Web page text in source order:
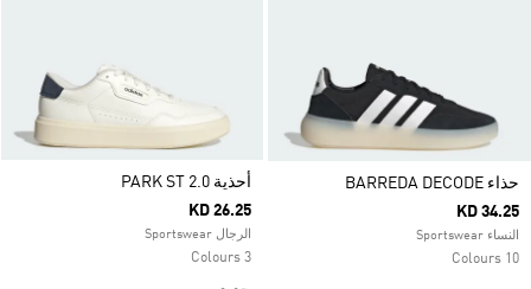
حذاء BARREDA DECODE
KD 34.25
النساء Sportswear
10 Colours
أحذية PARK ST 2.0
KD 26.25
الرجال Sportswear
3 Colours